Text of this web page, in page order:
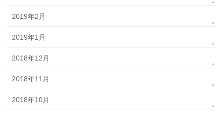
2019年2月
2019年1月
2018年12月
2018年11月
2018年10月